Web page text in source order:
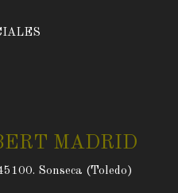
MADRID
Sonseca (Toledo)